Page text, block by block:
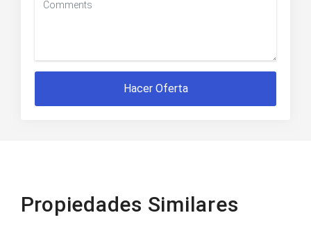
Hacer Oferta
Propiedades Similares